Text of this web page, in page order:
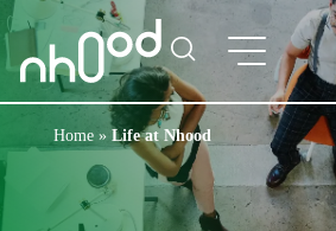
Home» Life at Nhood